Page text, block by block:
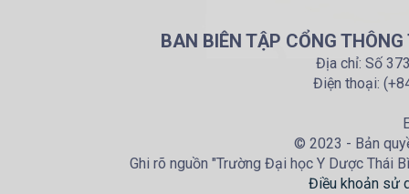
BAN BIÊN TẬP CỔNG
Địa chỉ: Số
Điện thoại:
© 2023 - Bản
Ghi rõ nguồn "Trường Đại học Y Dược Thái
Điều khoản sử